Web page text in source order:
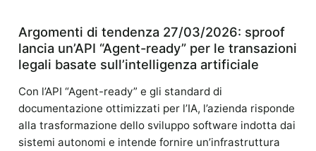
Argomenti di tendenza 27/03/2026: sproof
lancia un’API “Agent-ready” per le transazioni
legali basate sull’intelligenza artificiale
Con l’API “Agent-ready” e gli standard di
documentazione ottimizzati per l’IA, l’azienda risponde
alla trasformazione dello sviluppo software indotta dai
sistemi autonomi e intende fornire un’infrastruttura